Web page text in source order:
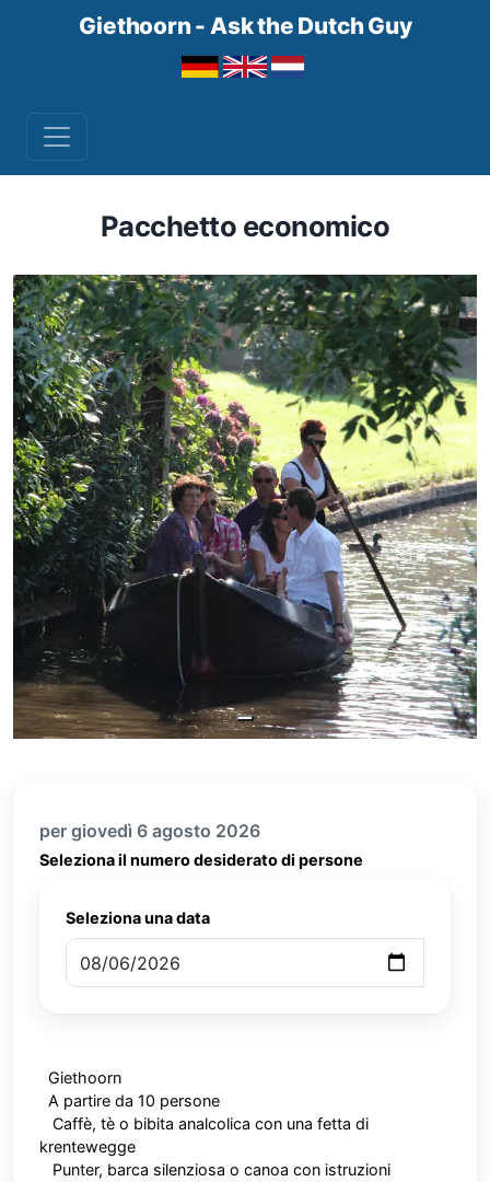
Giethoorn - Ask the Dutch Guy
Pacchetto economico
per giovedì 6 agosto 2026
Seleziona il numero desiderato di persone
Seleziona una data
Giethoorn
A partire da 10 persone
Caffè, tè o bibita analcolica con una fetta di
krentewegge
Punter, barca silenziosa o canoa con istruzioni